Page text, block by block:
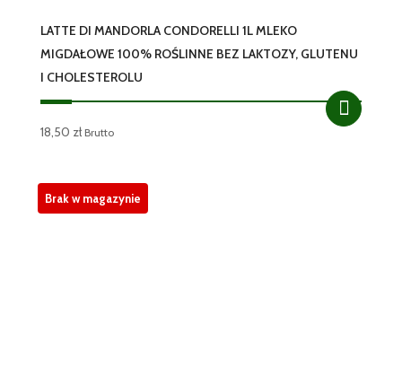
LATTE DI MANDORLA CONDORELLI 1L MLEKO
MIGDAŁOWE 100% ROŚLINNE BEZ LAKTOZY, GLUTENU
I CHOLESTEROLU
18,50 zł Brutto
Brak w magazynie